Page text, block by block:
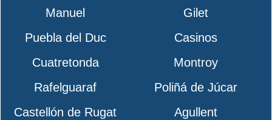
Manuel
Gilet
Puebla del Duc
Casinos
Cuatretonda
Montroy
Rafelguaraf
Poliñá de Júcar
Castellón de Rugat
Agullent